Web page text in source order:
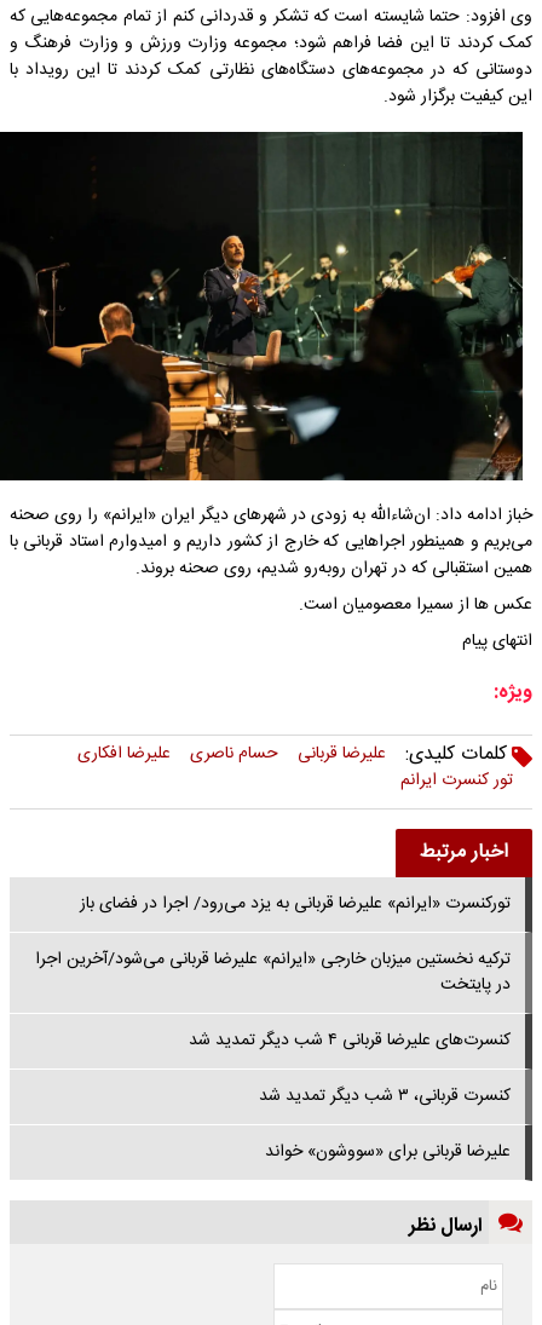
وی افزود: حتما شایسته است که تشکر و قدردانی کنم از تمام مجموعه‌هایی که
کمک کردند تا این فضا فراهم شود؛ مجموعه وزارت ورزش و وزارت فرهنگ و
دوستانی که در مجموعه‌های دستگاه‌های نظارتی کمک کردند تا این رویداد با
این کیفیت برگزار شود.
خباز ادامه داد: ان‌شاءالله به زودی در شهرهای دیگر ایران «ایرانم» را روی صحنه
می‌بریم و همینطور اجراهایی که خارج از کشور داریم و امیدوارم استاد قربانی با
همین استقبالی که در تهران روبه‌رو شدیم، روی صحنه بروند.
عکس ها از سمیرا معصومیان است.
انتهای پیام
ویژه:
کلمات کلیدی:
علیرضا قربانی حسام ناصری
علیرضا افکاری
تور کنسرت ایرانم
اخبار مرتبط
تورکنسرت «ایرانم» علیرضا قربانی به یزد می‌رود/ اجرا در فضای باز
ترکیه نخستین میزبان خارجی «ایرانم» علیرضا قربانی می‌شود/آخرین اجرا
در پایتخت
کنسرت‌های علیرضا قربانی ۴ شب دیگر تمدید شد
کنسرت قربانی، ۳ شب دیگر تمدید شد
علیرضا قربانی برای «سووشون» خواند
ارسال نظر